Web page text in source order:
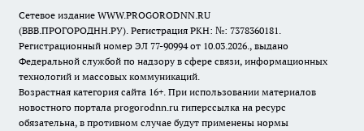
Сетевое издание WWW.PROGORODNN.RU
(ВВВ.ПРОГОРОДНН.РУ). Регистрация РКН: №: 7378360181.
Регистрационный номер ЭЛ 77-90994 от 10.03.2026., выдано
Федеральной службой по надзору в сфере связи, информационных
технологий и массовых коммуникаций.
Возрастная категория сайта 16+. При использовании материалов
новостного портала progorodnn.ru гиперссылка на ресурс
обязательна, в противном случае будут применены нормы